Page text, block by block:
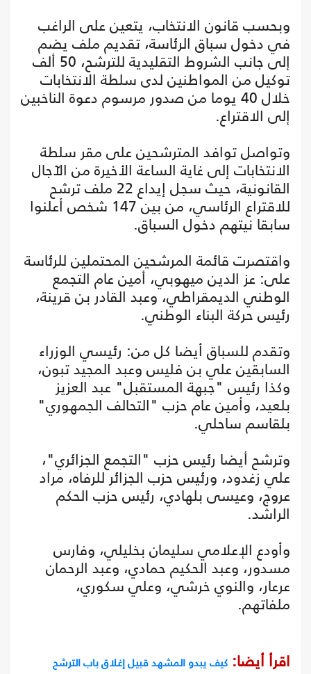
وبحسب قانون الانتخاب، يتعين على الراغب
في دخول سباق الرئاسة، تقديم ملف يضم
إلى جانب الشروط التقليدية للترشح، 50 ألف
توكيل من المواطنين لدى سلطة الانتخابات
خلال 40 يوما من صدور مرسوم دعوة الناخبين
إلى الاقتراع.
وتواصل توافد المترشحين على مقر سلطة
الانتخابات إلى غاية الساعة الأخيرة من الآجال
القانونية، حيث سجل إيداع 22 ملف ترشح
للاقتراع الرئاسي، من بين 147 شخص أعلنوا
سابقا نيتهم دخول السباق.
واقتصرت قائمة المرشحين المحتملين للرئاسة
على: عز الدين ميهوبي، أمين عام التجمع
الوطني الديمقراطي، وعبد القادر بن قرينة،
رئيس حركة البناء الوطني.
وتقدم للسباق أيضا كل من: رئيسي الوزراء
السابقين علي بن فليس وعبد المجيد تبون،
وكذا رئيس "جبهة المستقبل" عبد العزيز
بلعيد، وأمين عام حزب "التحالف الجمهوري"
بلقاسم ساحلي.
وترشح أيضا رئيس حزب "التجمع الجزائري"،
علي زغدود، ورئيس حزب الجزائر للرفاه، مراد
عروج، وعيسى بلهادي، رئيس حزب الحكم
الراشد.
وأودع الإعلامي سليمان بخليلي، وفارس
مسدور، وعبد الحكيم حمادي، وعبد الرحمان
عرعار، والنوي خرشي، وعلي سكوري،
ملفاتهم.
اقرأ أيضا: كيف يبدو المشهد قبيل إغلاق باب الترشح